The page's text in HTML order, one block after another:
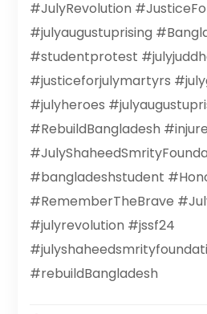
#JulyRevolution
#julyaugustuprising
#studentprotest
#justiceforjulymartyrs
#julyheroes
#RebuildBangladesh
#bangladeshstudent
#RememberTheBrave
#julyrevolution #jssf24
#rebuildBangladesh